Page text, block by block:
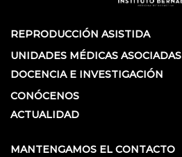
REPRODUCCIÓN ASISTIDA
UNIDADES MÉDICAS ASOCIADAS
DOCENCIA E INVESTIGACIÓN
CONÓCENOS
ACTUALIDAD
MANTENGAMOS EL CONTACTO